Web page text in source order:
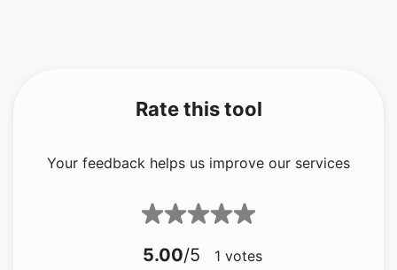
Rate this tool
Your feedback helps us improve our services
5.00/5 1 votes